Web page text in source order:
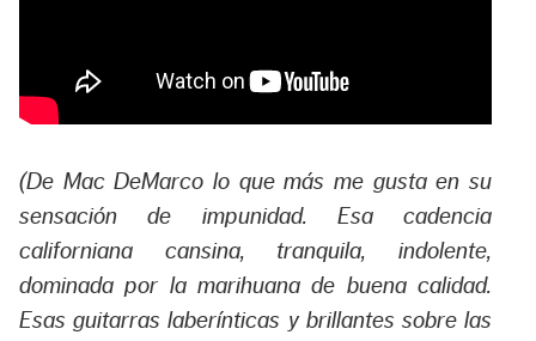
(De Mac DeMarco lo que más me gusta en su
sensación de impunidad. Esa cadencia
californiana cansina, tranquila, indolente,
dominada por la marihuana de buena calidad.
Esas guitarras laberínticas y brillantes sobre las